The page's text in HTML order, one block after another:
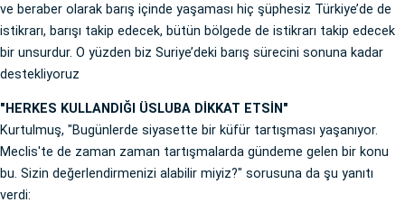
ve beraber olarak barış içinde yaşaması hiç şüphesiz Türkiye’de de
istikrarı, barışı takip edecek, bütün bölgede de istikrarı takip edecek
bir unsurdur. O yüzden biz Suriye’deki barış sürecini sonuna kadar
destekliyoruz
"HERKES KULLANDIĞI ÜSLUBA DİKKAT ETSİN"
Kurtulmuş, "Bugünlerde siyasette bir küfür tartışması yaşanıyor.
Meclis'te de zaman zaman tartışmalarda gündeme gelen bir konu
bu. Sizin değerlendirmenizi alabilir miyiz?" sorusuna da şu yanıtı
verdi: